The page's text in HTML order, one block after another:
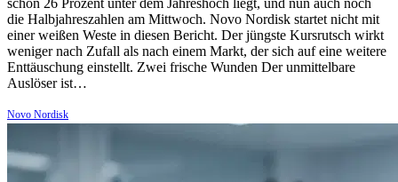
die Halbjahreszahlen am Mittwoch. Novo Nordisk startet nicht mit
einer weißen Weste in diesen Bericht. Der jüngste Kursrutsch wirkt
weniger nach Zufall als nach einem Markt, der sich auf eine weitere
Enttäuschung einstellt. Zwei frische Wunden Der unmittelbare
Auslöser ist…
Novo Nordisk